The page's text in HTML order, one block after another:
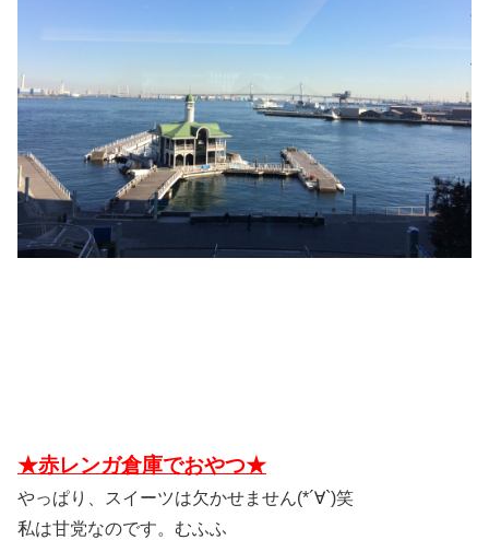
★赤レンガ倉庫でおやつ★
やっぱり、スイーツは欠かせません(*´∀`)笑
私は甘党なのです。むふふ